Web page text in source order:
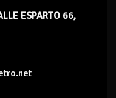
ESPARTO 66,